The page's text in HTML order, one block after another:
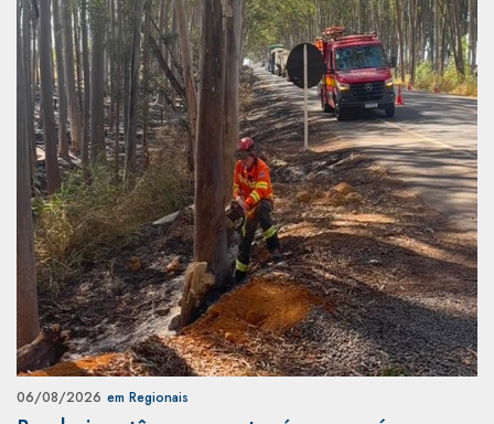
06/08/2026 em Regionais